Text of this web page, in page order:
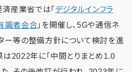
産業省では「 デジタルインフラ
識者会合 」を開催し、5Gや通信ネ
ター等の整備方針について検討を進
は2022年に「中間とりまとめ1.0